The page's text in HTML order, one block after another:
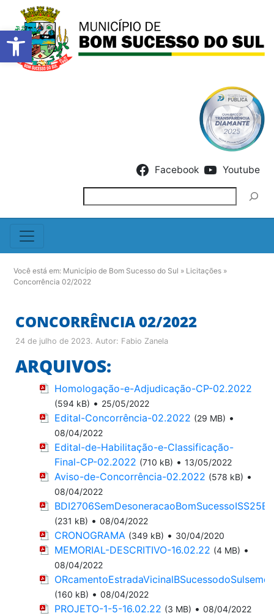
Barra de Ferramentas
Facebook Youtube
Você está em: Município de Bom Sucesso do Sul » Licitações »
Concorrência 02/2022
CONCORRÊNCIA 02/2022
24 de julho de 2023. Autor: Fabio Zanela
ARQUIVOS:
Homologação-e-Adjudicação-CP-02.2022
(594 kB) • 25/05/2022
Edital-Concorrência-02.2022 (29 MB) •
08/04/2022
Edital-de-Habilitação-e-Classificação-
Final-CP-02.2022 (710 kB) • 13/05/2022
Aviso-de-Concorrência-02.2022 (578 kB) •
08/04/2022
(231 kB) • 08/04/2022
CRONOGRAMA (349 kB) • 30/04/2020
MEMORIAL-DESCRITIVO-16.02.22 (4 MB) •
08/04/2022
(160 kB) • 08/04/2022
PROJETO-1-5-16.02.22 (3 MB) • 08/04/2022